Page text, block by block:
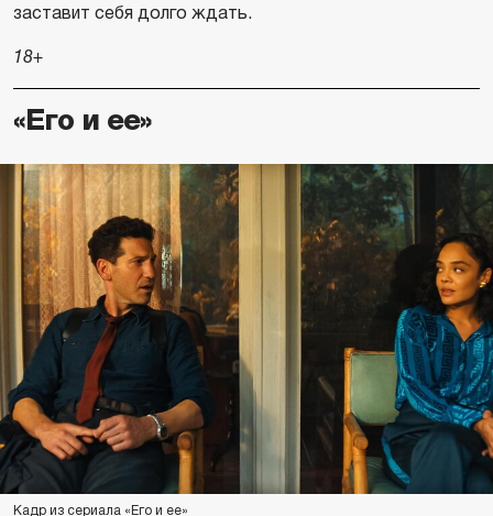
заставит себя долго ждать.
18+
«Его и ее»
Кадр из сериала «Его и ее»